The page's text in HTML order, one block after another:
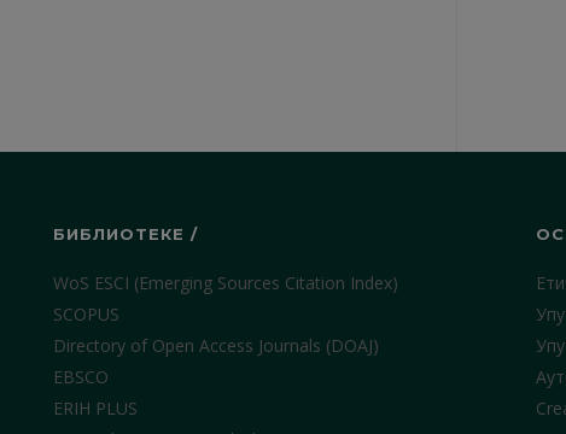
БИБЛИОТЕКЕ /
WoS ESCI (Emerging Sources Citation Index)
SCOPUS
Directory of Open Access Journals (DOAJ)
EBSCO
ERIH PLUS